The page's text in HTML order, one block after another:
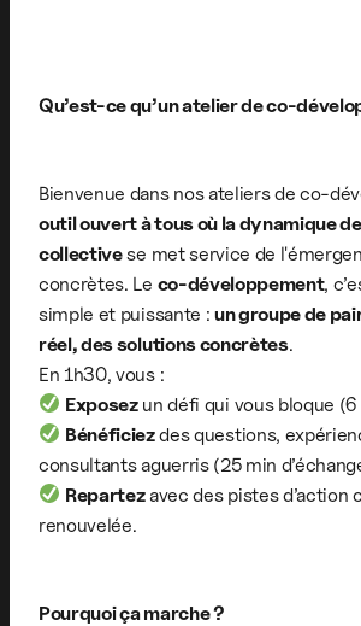
à
Qu’est-ce qu’un atelier de co-
Bienvenue dans nos ateliers de co-
outil ouvert à tous où la dynamique
collectivese met service de
concrètes. Le co-développement,
simple et puissante : un groupe de
réel, des solutions concrètes.
En 1h30, vous :
Exposezun défi qui vous bloque (6
Bénéficiezdes questions,
consultants aguerris (25 min
Repartezavec des pistes d’action
renouvelée.
Pourquoi ça marche ?